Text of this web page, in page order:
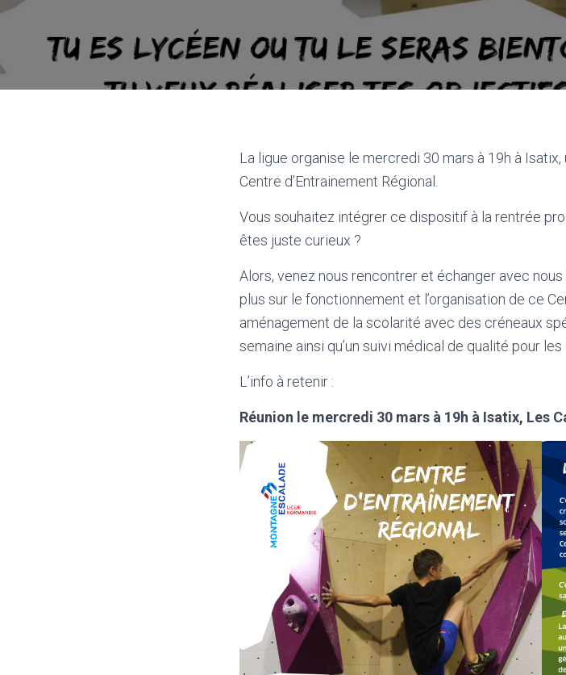
La ligue organise le mercredi 30 mars à 19h à
Centre d’Entrainement Régional.
Vous souhaitez intégrer ce dispositif à la rentrée
êtes juste curieux ?
Alors, venez nous rencontrer et échanger avec
plus sur le fonctionnement et l’organisation de ce
aménagement de la scolarité avec des créneaux
semaine ainsi qu’un suivi médical de qualité pour
L’info à retenir :
Réunion le mercredi 30 mars à 19h à Isatix, Les